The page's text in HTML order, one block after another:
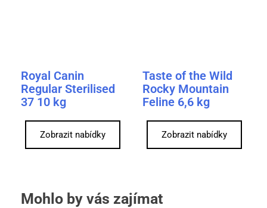
Royal Canin
Regular Sterilised
37 10 kg
Zobrazit nabídky
Taste of the Wild
Rocky Mountain
Feline 6,6 kg
Zobrazit nabídky
Mohlo by vás zajímat